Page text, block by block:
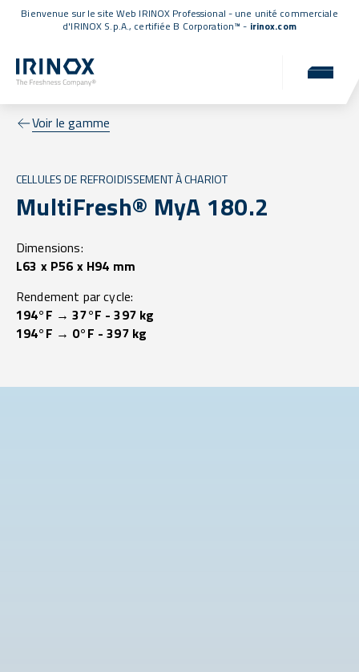
Bienvenue sur le site Web IRINOX Professional - une unité commerciale
d'IRINOX S.p.A., certifiée B Corporation™ - irinox.com
Voir le gamme
CELLULES DE REFROIDISSEMENT À CHARIOT
MultiFresh® MyA 180.2
Dimensions:
L63 x P56 x H94 mm
Rendement par cycle:
194°F → 37°F - 397 kg
194°F → 0°F - 397 kg